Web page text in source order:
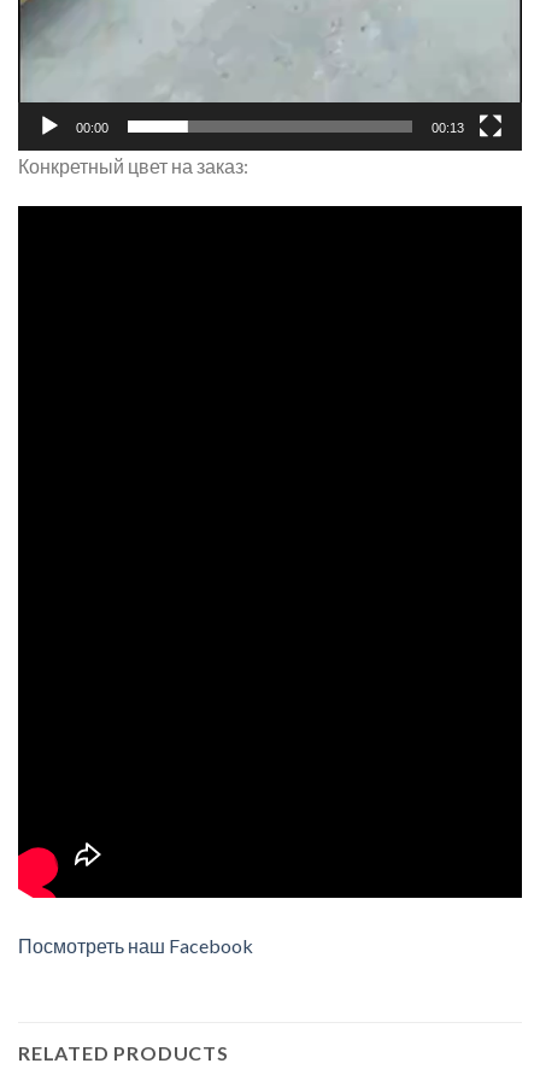
00:00 00:13
Конкретный цвет на заказ:
Посмотреть наш Facebook
RELATED PRODUCTS